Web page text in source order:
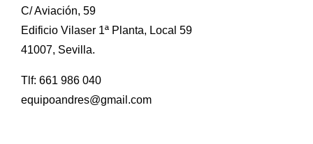
C/ Aviación, 59
Edificio Vilaser 1ª Planta, Local 59
41007, Sevilla.
Tlf: 661 986 040
equipoandres@gmail.com